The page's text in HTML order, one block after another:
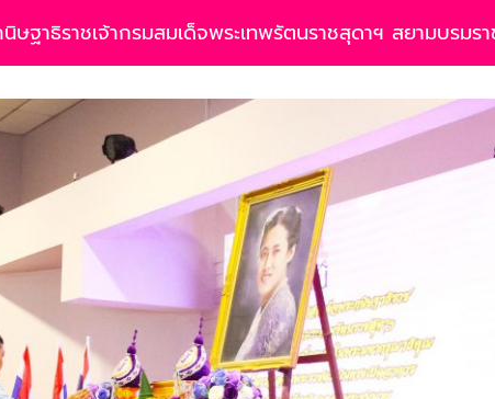
ษฐาธิราชเจ้ากรมสมเด็จพระเทพรัตนราชสุดาฯ สยามบรมร